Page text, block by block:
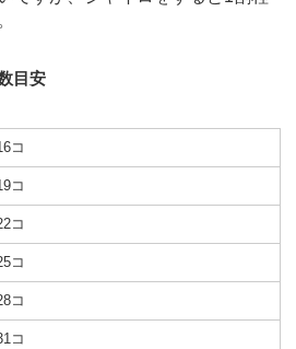
目安
コ
コ
コ
コ
コ
コ